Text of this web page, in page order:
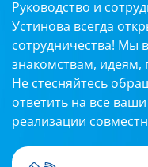
Руководство и
Устинова всегда
сотрудничества! Мы
знакомствам, идеям,
Не стесняйтесь
ответить на все
реализации